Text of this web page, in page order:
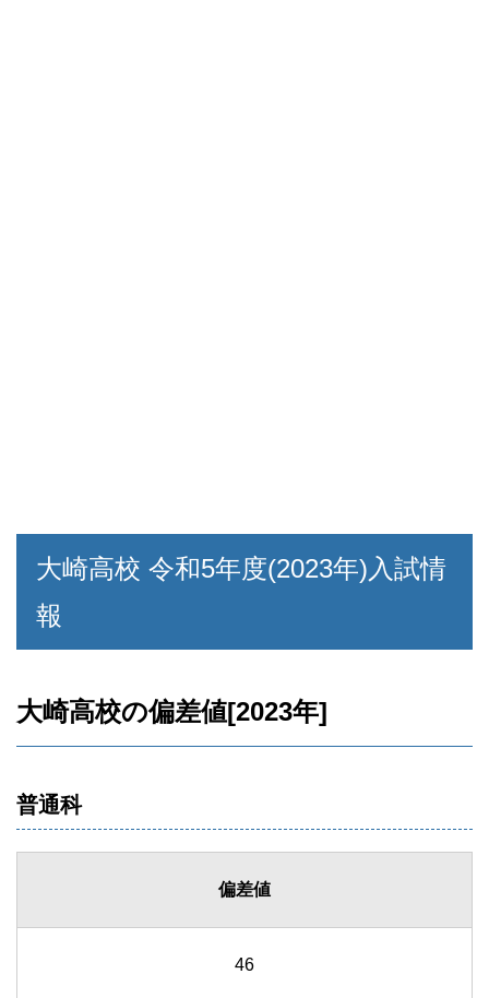
大崎高校 令和5年度(2023年)入試情
報
大崎高校の偏差値[2023年]
普通科
偏差値
46